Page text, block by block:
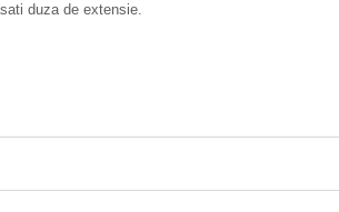
duza de extensie.